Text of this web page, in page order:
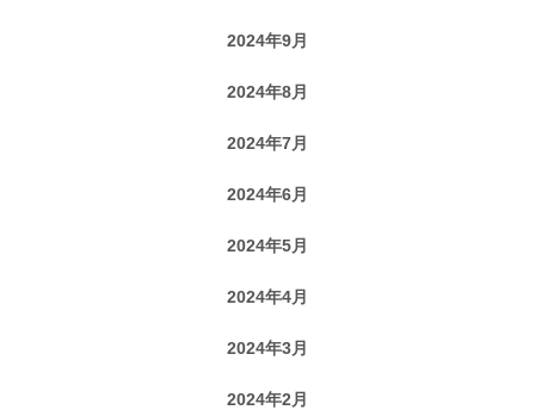
2024年9月
2024年8月
2024年7月
2024年6月
2024年5月
2024年4月
2024年3月
2024年2月